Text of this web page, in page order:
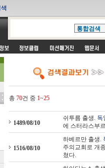
총 70건 중 1~25
1489/08/10
쉬투름 출생. 독
에 스터라스부
1516/08/10
하베르만 출생.
주의교회로 개
쳤다.